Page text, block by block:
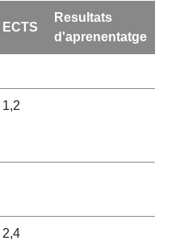
ECTS
Resultats
d'aprenentatge
1,2
2,4